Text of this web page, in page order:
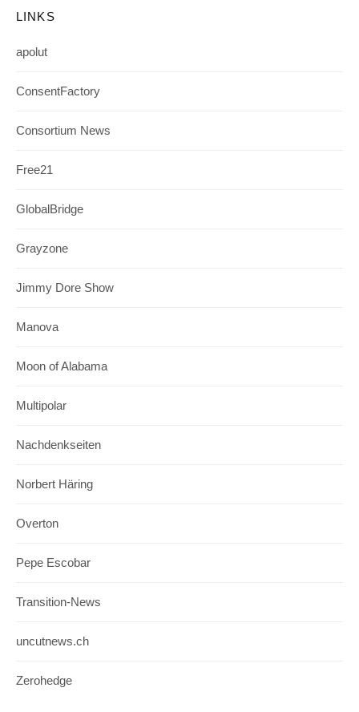
LINKS
apolut
ConsentFactory
Consortium News
Free21
GlobalBridge
Grayzone
Jimmy Dore Show
Manova
Moon of Alabama
Multipolar
Nachdenkseiten
Norbert Häring
Overton
Pepe Escobar
Transition-News
uncutnews.ch
Zerohedge